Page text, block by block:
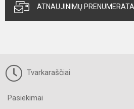
ATNAUJINIMŲ PRENUMERATA
Tvarkaraščiai
Pasiekimai